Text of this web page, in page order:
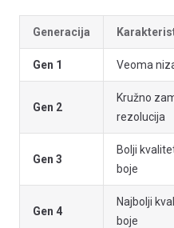
Generacija
Gen 1 Veoma
Gen 2
Kružno
rezolucija
Gen 3
Bolji
boje
Gen 4
Najbolji
boje